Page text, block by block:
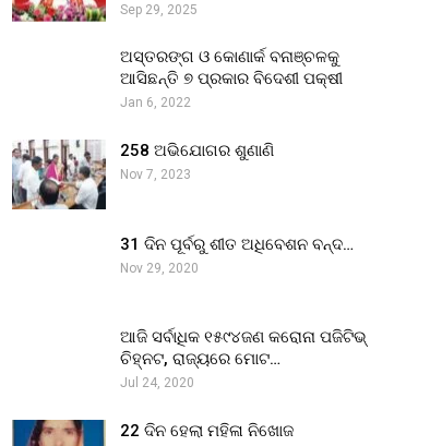
Sep 29, 2025
ଅସ୍ତରଙ୍ଗ ଓ କୋଣାର୍କ ବନାଞ୍ଚଳକୁ
ଆସିଛନ୍ତି ୭ ପ୍ରକାର ବିଦେଶୀ ପକ୍ଷୀ
Jan 6, 2022
258 ଅଭିଯୋଗର ଶୁଣାଣି
Nov 7, 2023
31 ଦିନ ପୂର୍ବରୁ ଶୀତ ଅଧିବେଶନ ବନ୍ଦ…
Nov 29, 2020
ଆଜି ସର୍ବାଧିକ ୧୫୯୪ଜଣ କରୋନା ପଜିଟିଭ୍
ଚିହ୍ନଟ, ରାଜ୍ୟରେ ମୋଟ…
Jul 24, 2020
22 ଦିନ ହେଲା ମହିଳା ନିଖୋଜ